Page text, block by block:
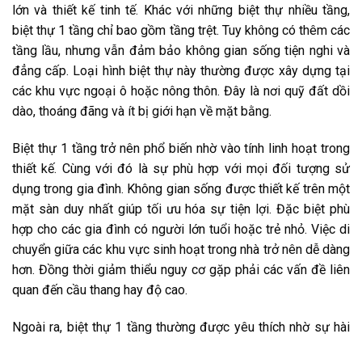
lớn và thiết kế tinh tế. Khác với những biệt thự nhiều tầng,
biệt thự 1 tầng chỉ bao gồm tầng trệt. Tuy không có thêm các
tầng lầu, nhưng vẫn đảm bảo không gian sống tiện nghi và
đẳng cấp. Loại hình biệt thự này thường được xây dựng tại
các khu vực ngoại ô hoặc nông thôn. Đây là nơi quỹ đất dồi
dào, thoáng đãng và ít bị giới hạn về mặt bằng.
Biệt thự 1 tầng trở nên phổ biến nhờ vào tính linh hoạt trong
thiết kế. Cùng với đó là sự phù hợp với mọi đối tượng sử
dụng trong gia đình. Không gian sống được thiết kế trên một
mặt sàn duy nhất giúp tối ưu hóa sự tiện lợi. Đặc biệt phù
hợp cho các gia đình có người lớn tuổi hoặc trẻ nhỏ. Việc di
chuyển giữa các khu vực sinh hoạt trong nhà trở nên dễ dàng
hơn. Đồng thời giảm thiểu nguy cơ gặp phải các vấn đề liên
quan đến cầu thang hay độ cao.
Ngoài ra, biệt thự 1 tầng thường được yêu thích nhờ sự hài